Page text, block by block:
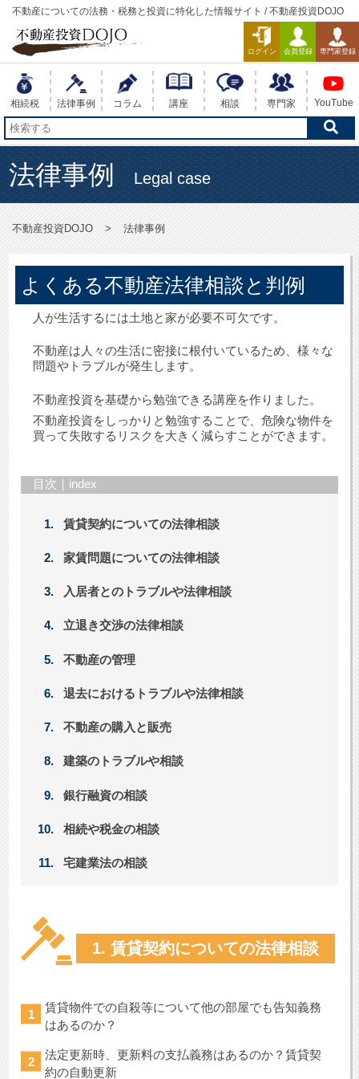
不動産についての法務・税務と投資に特化した情報サイト / 不動産投資DOJO
ログイン 会員登録 専門家登録
相続税 法律事例 コラム 講座 相談 専門家 YouTube
法律事例 Legal case
不動産投資DOJO 法律事例
よくある不動産法律相談と判例
人が生活するには土地と家が必要不可欠です。
不動産は人々の生活に密接に根付いているため、様々な
問題やトラブルが発生します。
不動産投資を基礎から勉強できる講座を作りました。
不動産投資をしっかりと勉強することで、危険な物件を
買って失敗するリスクを大きく減らすことができます。
目次｜index
賃貸契約についての法律相談
家賃問題についての法律相談
入居者とのトラブルや法律相談
立退き交渉の法律相談
不動産の管理
退去におけるトラブルや法律相談
不動産の購入と販売
建築のトラブルや相談
銀行融資の相談
相続や税金の相談
宅建業法の相談
1. 賃貸契約についての法律相談
賃貸物件での自殺等について他の部屋でも告知義務
はあるのか？
法定更新時、更新料の支払義務はあるのか？賃貸契
約の自動更新